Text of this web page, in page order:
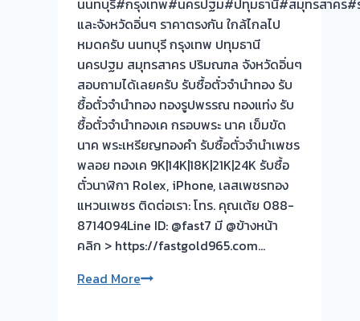
ระยะ
ทาง
ไกล
ใกล้
เป็น
หน้าที่
ผม
ราคา
ตรง
กัน
ไป
ซื้อ
ให้
ครับ
และจังหวัดอิ่นๆ ราคาตรงกัน ใกล้ไกลไป
หมดครับ นนทบุรี กรุงเทพ ปทุมธานี
นครปฐม สมุทรสาคร ปริมณฑล จังหวัดอิ่นๆ
สอบถามได้เลยครับ รับซื้อตั๋วจำนำทอง รับ
ซื้อตั๋วจำนำทอง ทองรูปพรรณ ทองแท่ง รับ
ซื้อตั๋วจำนำทองเค กรอบพระ นาค เข็มขัด
นาค พระเหรียญทองคำ รับซื้อตั๋วจำนำเพชร
พลอย ทองเค 9K|14K|18K|21K|24K รับซื้อ
ตั๋วนาฬิกา Rolex, iPhone, เลสเพชรทอง
แหวนเพชร ติดต่อเรา: โทร. คุณเต้ย 088-
8714094Line ID: @fast7 มี @ข้างหน้า
คลิก > https://fastgold965.com…
Read Moreรับ